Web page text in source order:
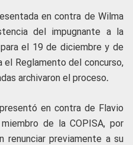
en contra de Wilma
del impugnante a la
el 19 de diciembre y de
Reglamento del concurso,
archivaron el proceso.
en contra de Flavio
de la COPISA, por
renunciar previamente a su